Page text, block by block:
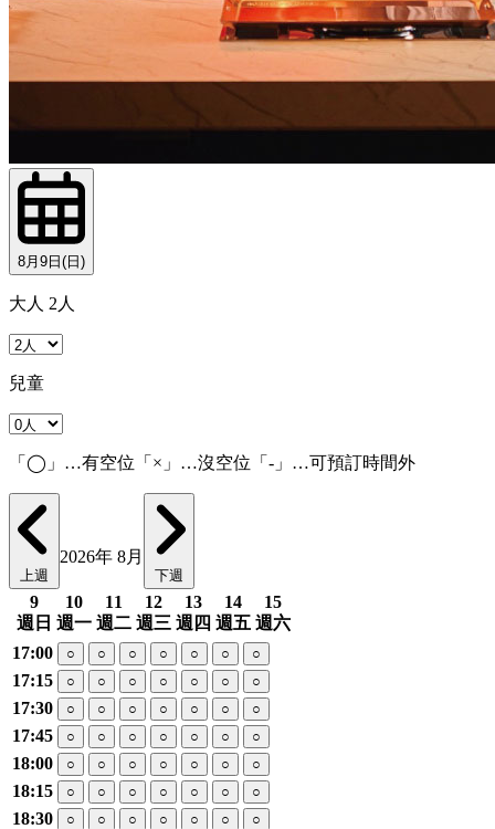
8月9日(日)
大人 2人
兒童
「◯」…有空位「×」…沒空位「-」…可預訂時間外
上週
2026年 8月
下週
9
週日
10
週一
11
週二
12
週三
13
週四
14
週五
15
週六
17:00
○ ○ ○ ○ ○ ○ ○
17:15 ○ ○ ○ ○ ○ ○ ○
17:30 ○ ○ ○ ○ ○ ○ ○
17:45 ○ ○ ○ ○ ○ ○ ○
18:00 ○ ○ ○ ○ ○ ○ ○
18:15 ○ ○ ○ ○ ○ ○ ○
18:30 ○ ○ ○ ○ ○ ○ ○